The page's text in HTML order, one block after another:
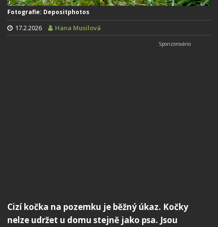
Fotografie: Depositphotos
17.2.2026 Hana Musilová
Cizí kočka na pozemku je běžný úkaz. Kočky
nelze udržet u domu stejně jako psa. Jsou